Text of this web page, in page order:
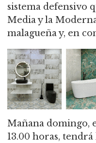
sistema defensivo
Media y la
malagueña y, en
Mañana domingo,
13.00 horas,